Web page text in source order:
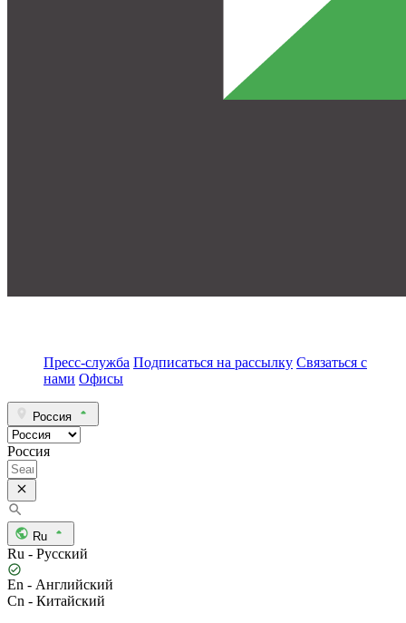
Пресс-служба Подписаться на рассылку Связаться с
нами Офисы
Россия
Россия
Ru
Ru - Русский
En - Английский
Cn - Китайский